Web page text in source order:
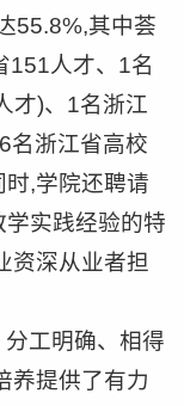
55.8%,其中荟
151人才、1名
才)、1名浙江
名浙江省高校
,学院还聘请
实践经验的特
资深从业者担
工明确、相得
养提供了有力